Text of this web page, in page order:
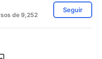
de 9,252
Seguir